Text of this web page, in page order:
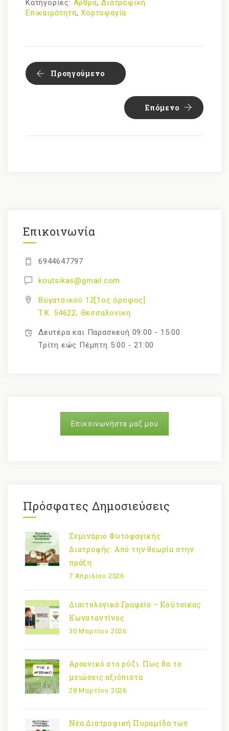
Κατηγορίες: Άρθρα,Διατροφική
Επικαιρότητα,Χορτοφαγία
Προηγούμενο
Επόμενο
Επικοινωνία
6944647797
koutsikas@gmail.com
Βογατσικού 12[1ος όροφος]
T.K. 54622, Θεσσαλονίκη
Δευτέρα και Παρασκευή 09:00 - 15:00
Τρίτη εώς Πέμπτη 5:00 - 21:00
Επικοινωνήστε μαζ μου
Πρόσφατες Δημοσιεύσεις
Σεμινάριο Φυτοφαγικής
Διατροφής: Από την θεωρία στην
πράξη
7 Απριλίου 2026
Διαιτολογικό Γραφείο – Κούτσικας
Κωνσταντίνος
30 Μαρτίου 2026
Αρσενικό στο ρύζι. Πως θα το
μειώσεις αξιόπιστα
28 Μαρτίου 2026
Νέα Διατροφική Πυραμίδα των